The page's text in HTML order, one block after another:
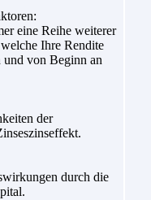
eine Reihe weiterer
Ihre Rendite
und von Beginn an
der
durch die